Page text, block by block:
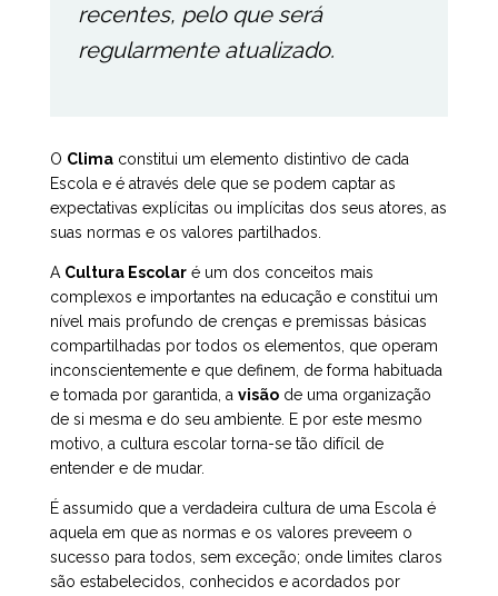
recentes, pelo que será
regularmente atualizado.
O Clima constitui um elemento distintivo de cada
Escola e é através dele que se podem captar as
expectativas explícitas ou implícitas dos seus atores, as
suas normas e os valores partilhados.
A Cultura Escolar é um dos conceitos mais
complexos e importantes na educação e constitui um
nível mais profundo de crenças e premissas básicas
compartilhadas por todos os elementos, que operam
inconscientemente e que definem, de forma habituada
e tomada por garantida, a visão de uma organização
de si mesma e do seu ambiente. E por este mesmo
motivo, a cultura escolar torna-se tão difícil de
entender e de mudar.
É assumido que a verdadeira cultura de uma Escola é
aquela em que as normas e os valores preveem o
sucesso para todos, sem exceção; onde limites claros
são estabelecidos, conhecidos e acordados por